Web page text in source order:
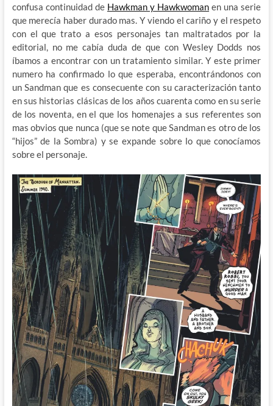
confusa continuidad de Hawkman y Hawkwoman en una serie
que merecía haber durado mas. Y viendo el cariño y el respeto
con el que trato a esos personajes tan maltratados por la
editorial, no me cabía duda de que con Wesley Dodds nos
íbamos a encontrar con un tratamiento similar. Y este primer
numero ha confirmado lo que esperaba, encontrándonos con
un Sandman que es consecuente con su caracterización tanto
en sus historias clásicas de los años cuarenta como en su serie
de los noventa, en el que los homenajes a sus referentes son
mas obvios que nunca (que se note que Sandman es otro de los
“hijos” de la Sombra) y se expande sobre lo que conocíamos
sobre el personaje.